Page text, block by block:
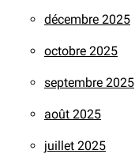
décembre 2025
octobre 2025
septembre 2025
août 2025
juillet 2025